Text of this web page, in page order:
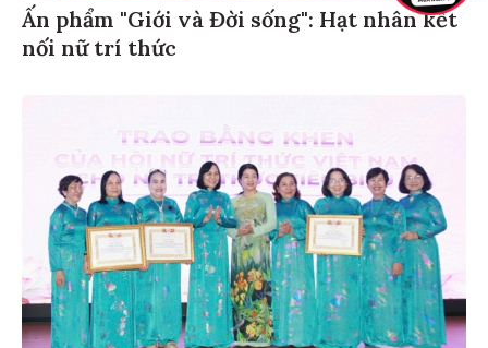
Ấn phẩm "Giới và Đời sống": Hạt nhân kết
nối nữ trí thức